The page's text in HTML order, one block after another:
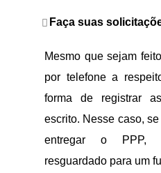
Faça suas
Mesmo que sejam
por telefone a
forma de registrar
escrito. Nesse caso,
entregar o PPP,
resguardado para um